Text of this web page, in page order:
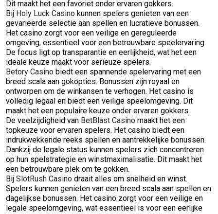
Dit maakt het een favoriet onder ervaren gokkers.
Bij Holy Luck Casino kunnen spelers genieten van een
gevarieerde selectie aan spellen en lucratieve bonussen.
Het casino zorgt voor een veilige en gereguleerde
omgeving, essentieel voor een betrouwbare speelervaring.
De focus ligt op transparantie en eerlijkheid, wat het een
ideale keuze maakt voor serieuze spelers.
Betory Casino biedt een spannende spelervaring met een
breed scala aan gokopties. Bonussen zijn royaal en
ontworpen om de winkansen te verhogen. Het casino is
volledig legaal en biedt een veilige speelomgeving. Dit
maakt het een populaire keuze onder ervaren gokkers.
De veelzijdigheid van BetBlast Casino maakt het een
topkeuze voor ervaren spelers. Het casino biedt een
indrukwekkende reeks spellen en aantrekkelijke bonussen.
Dankzij de legale status kunnen spelers zich concentreren
op hun spelstrategie en winstmaximalisatie. Dit maakt het
een betrouwbare plek om te gokken.
Bij SlotRush Casino draait alles om snelheid en winst.
Spelers kunnen genieten van een breed scala aan spellen en
dagelijkse bonussen. Het casino zorgt voor een veilige en
legale speelomgeving, wat essentieel is voor een eerlijke